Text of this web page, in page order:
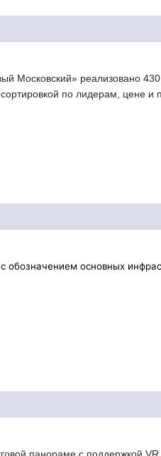
Московский» реализовано 430
по лидерам, цене и
основных